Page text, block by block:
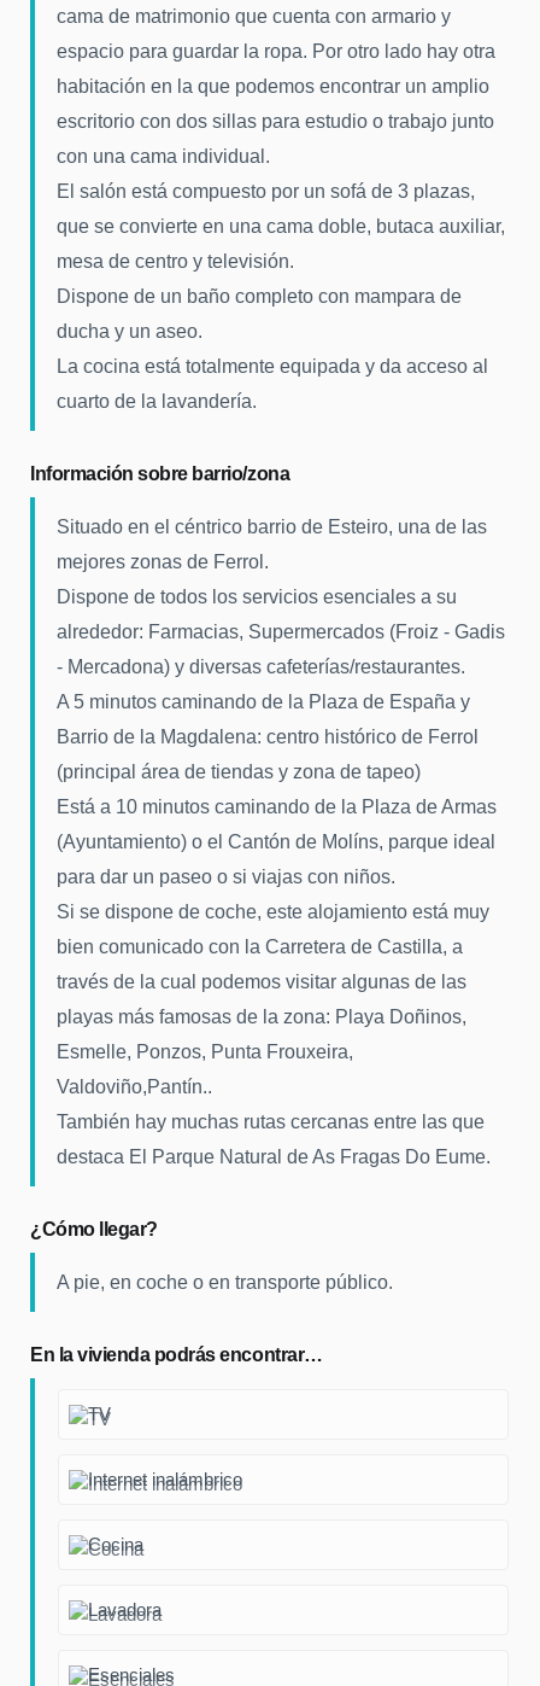
cama de matrimonio que cuenta con armario y
espacio para guardar la ropa. Por otro lado hay otra
habitación en la que podemos encontrar un amplio
escritorio con dos sillas para estudio o trabajo junto
con una cama individual.
El salón está compuesto por un sofá de 3 plazas,
que se convierte en una cama doble, butaca auxiliar,
mesa de centro y televisión.
Dispone de un baño completo con mampara de
ducha y un aseo.
La cocina está totalmente equipada y da acceso al
cuarto de la lavandería.
Información sobre barrio/zona
Situado en el céntrico barrio de Esteiro, una de las
mejores zonas de Ferrol.
Dispone de todos los servicios esenciales a su
alrededor: Farmacias, Supermercados (Froiz - Gadis
- Mercadona) y diversas cafeterías/restaurantes.
A 5 minutos caminando de la Plaza de España y
Barrio de la Magdalena: centro histórico de Ferrol
(principal área de tiendas y zona de tapeo)
Está a 10 minutos caminando de la Plaza de Armas
(Ayuntamiento) o el Cantón de Molíns, parque ideal
para dar un paseo o si viajas con niños.
Si se dispone de coche, este alojamiento está muy
bien comunicado con la Carretera de Castilla, a
través de la cual podemos visitar algunas de las
playas más famosas de la zona: Playa Doñinos,
Esmelle, Ponzos, Punta Frouxeira,
Valdoviño,Pantín..
También hay muchas rutas cercanas entre las que
destaca El Parque Natural de As Fragas Do Eume.
¿Cómo llegar?
A pie, en coche o en transporte público.
En la vivienda podrás encontrar…
TV
Internet inalámbrico
Cocina
Lavadora
Esenciales